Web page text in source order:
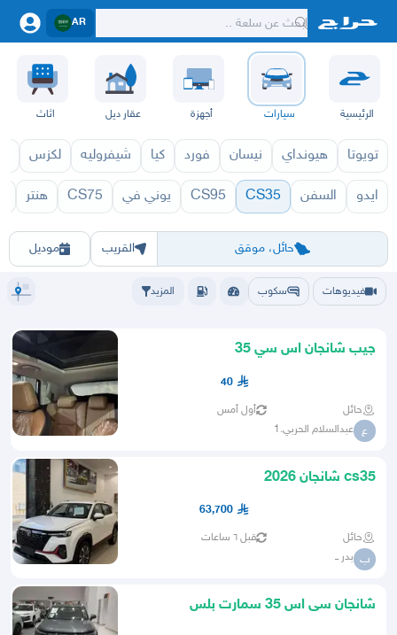
AR
الرئيسية سيارات أجهزة عقار ديل اثاث
تويوتا هيونداي نيسان فورد كيا شيفروليه لكزس
ايدو السفن CS35
CS95 يوني في CS75 هنتر
حائل، موقق
الرياض جدهمكه تبوك القصيمحائل أبها الباحة
القريب موديل
CS35 1970
فيديوهات سكوب المزيد
جيب شانجان اس سي 35
40
حائل أول أمس
ع عبدالسلام الحربي.1
cs35 شانجان 2026
63,700
حائل قبل ٦ ساعات
ب بدر ــ
شانجان سى اس 35 سمارت بلس